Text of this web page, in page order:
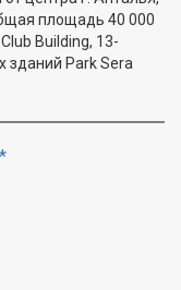
площадь 40 000
Building, 13-
зданий Park Sera